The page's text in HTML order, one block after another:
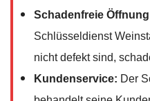
Schadenfreie
Schlüsseldienst
nicht defekt sind,
Kundenservice: Der